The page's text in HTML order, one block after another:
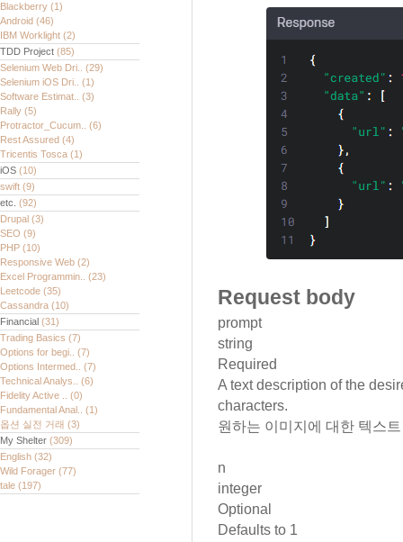
Blackberry (1)
Android (46)
IBM Worklight (2)
TDD Project (85)
Selenium Web Dri.. (29)
Selenium iOS Dri.. (1)
Software Estimat.. (3)
Rally (5)
Protractor_Cucum.. (6)
Rest Assured (4)
Tricentis Tosca (1)
iOS (10)
swift (9)
etc. (92)
Drupal (3)
SEO (9)
PHP (10)
Responsive Web (2)
Excel Programmin.. (23)
Leetcode (35)
Cassandra (10)
Financial (31)
Trading Basics (7)
Options for begi.. (7)
Options Intermed.. (7)
Technical Analys.. (6)
Fidelity Active .. (0)
Fundamental Anal.. (1)
옵션 실전 거래 (3)
My Shelter (309)
English (32)
Wild Forager (77)
tale (197)
Request body
prompt
string
Required
A text description of the
characters.
원하는 이미지에 대한 텍스
n
integer
Optional
Defaults to 1